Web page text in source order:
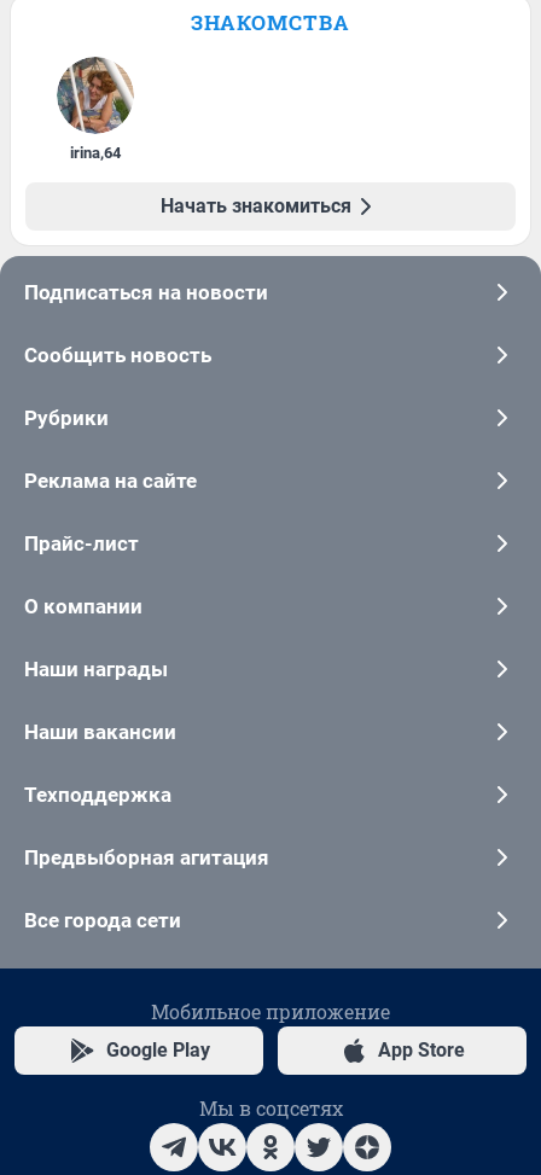
ЗНАКОМСТВА
irina,64
Начать знакомиться
Подписаться на новости
Сообщить новость
Рубрики
Реклама на сайте
Прайс-лист
О компании
Наши награды
Наши вакансии
Техподдержка
Предвыборная агитация
Все города сети
Мобильное приложение
Google Play App Store
Мы в соцсетях